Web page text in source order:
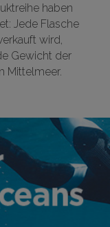
haben
Jede Flasche
wird,
Gewicht der
Mittelmeer.